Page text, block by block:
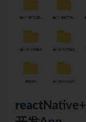
react Native+